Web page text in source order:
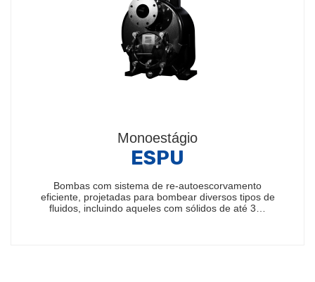
Monoestágio
ESPU
Bombas com sistema de re-autoescorvamento
eficiente, projetadas para bombear diversos tipos de
fluidos, incluindo aqueles com sólidos de até 3…